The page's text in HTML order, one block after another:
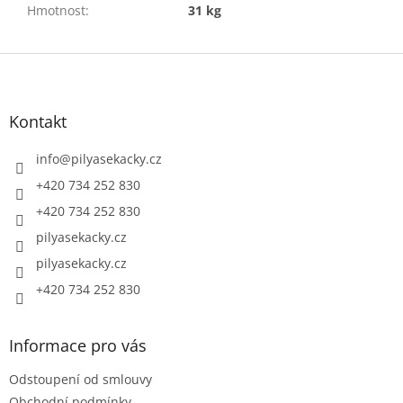
Hmotnost: 31 kg
Z
Kontakt
info@pilyasekacky.cz
+420 734 252 830
+420 734 252 830
pilyasekacky.cz
pilyasekacky.cz
+420 734 252 830
Informace pro vás
Odstoupení od smlouvy